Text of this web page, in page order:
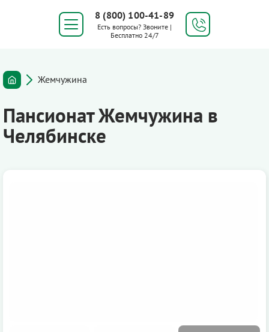
8 (800) 100-41-89
Есть вопросы? Звоните |
Бесплатно 24/7
Жемчужина
Пансионат Жемчужина в
Челябинске